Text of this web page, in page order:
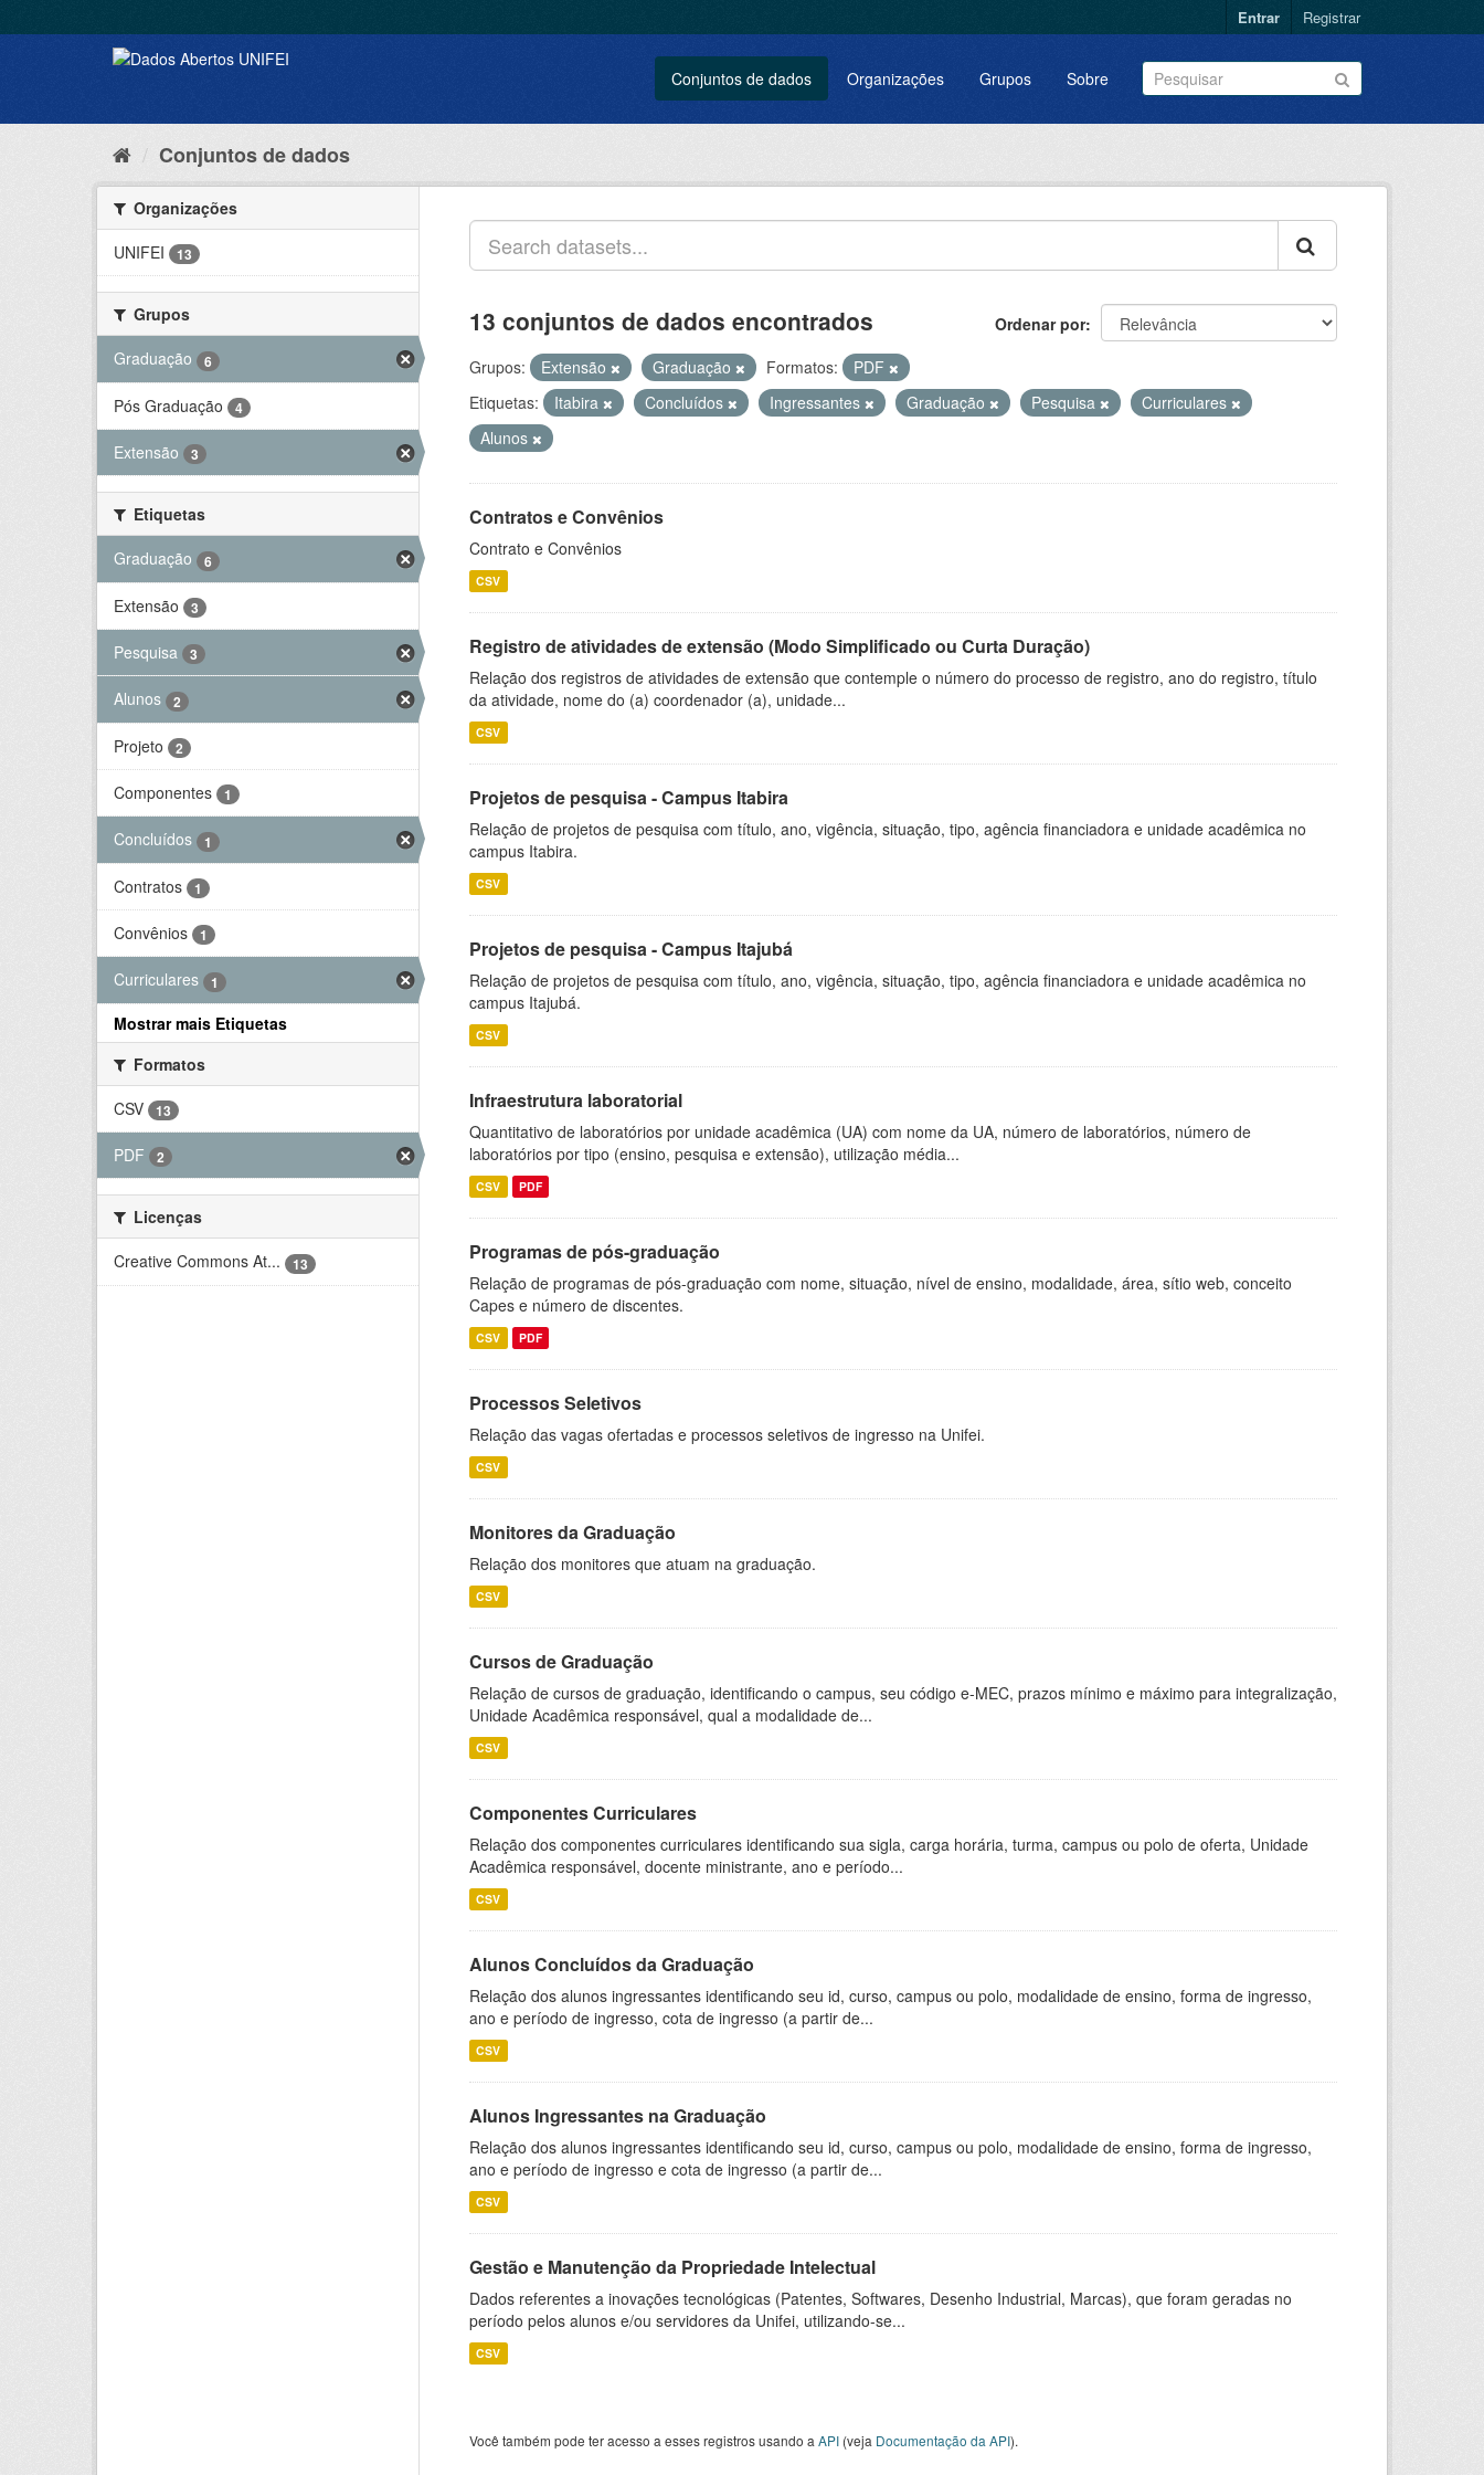
Entrar Registrar
Conjuntos de dados Organizações Grupos Sobre
Conjuntos de dados
Organizações
UNIFEI
13
Grupos
Graduação
6
Pós Graduação 4
Extensão 3
Etiquetas
Graduação
6
Extensão 3
Pesquisa 3
Alunos 2
Projeto 2
Componentes 1
Concluídos 1
Contratos 1
Convênios 1
Curriculares 1
Mostrar mais Etiquetas
Formatos
CSV
13
PDF 2
Licenças
Creative Commons At...
13
Ordenar por
13 conjuntos de dados encontrados
Grupos: Extensão Graduação Formatos:
PDF
Etiquetas:
Itabira Concluídos Ingressantes Graduação Pesquisa
Curriculares
Alunos
Contratos e Convênios
Contrato e Convênios
CSV
Registro de atividades de extensão (Modo Simplificado ou Curta Duração)
Relação dos registros de atividades de extensão que contemple o número do processo de registro, ano do registro, título
da atividade, nome do (a) coordenador (a), unidade...
CSV
Projetos de pesquisa - Campus Itabira
Relação de projetos de pesquisa com título, ano, vigência, situação, tipo, agência financiadora e unidade acadêmica no
campus Itabira.
CSV
Projetos de pesquisa - Campus Itajubá
Relação de projetos de pesquisa com título, ano, vigência, situação, tipo, agência financiadora e unidade acadêmica no
campus Itajubá.
CSV
Infraestrutura laboratorial
Quantitativo de laboratórios por unidade acadêmica (UA) com nome da UA, número de laboratórios, número de
laboratórios por tipo (ensino, pesquisa e extensão), utilização média...
CSV PDF
Programas de pós-graduação
Relação de programas de pós-graduação com nome, situação, nível de ensino, modalidade, área, sítio web, conceito
Capes e número de discentes.
CSV PDF
Processos Seletivos
Relação das vagas ofertadas e processos seletivos de ingresso na Unifei.
CSV
Monitores da Graduação
Relação dos monitores que atuam na graduação.
CSV
Cursos de Graduação
Relação de cursos de graduação, identificando o campus, seu código e-MEC, prazos mínimo e máximo para integralização,
Unidade Acadêmica responsável, qual a modalidade de...
CSV
Componentes Curriculares
Relação dos componentes curriculares identificando sua sigla, carga horária, turma, campus ou polo de oferta, Unidade
Acadêmica responsável, docente ministrante, ano e período...
CSV
Alunos Concluídos da Graduação
Relação dos alunos ingressantes identificando seu id, curso, campus ou polo, modalidade de ensino, forma de ingresso,
ano e período de ingresso, cota de ingresso (a partir de...
CSV
Alunos Ingressantes na Graduação
Relação dos alunos ingressantes identificando seu id, curso, campus ou polo, modalidade de ensino, forma de ingresso,
ano e período de ingresso e cota de ingresso (a partir de...
CSV
Gestão e Manutenção da Propriedade Intelectual
Dados referentes a inovações tecnológicas (Patentes, Softwares, Desenho Industrial, Marcas), que foram geradas no
período pelos alunos e/ou servidores da Unifei, utilizando-se...
CSV
Você também pode ter acesso a esses registros usando a API (veja Documentação da API).